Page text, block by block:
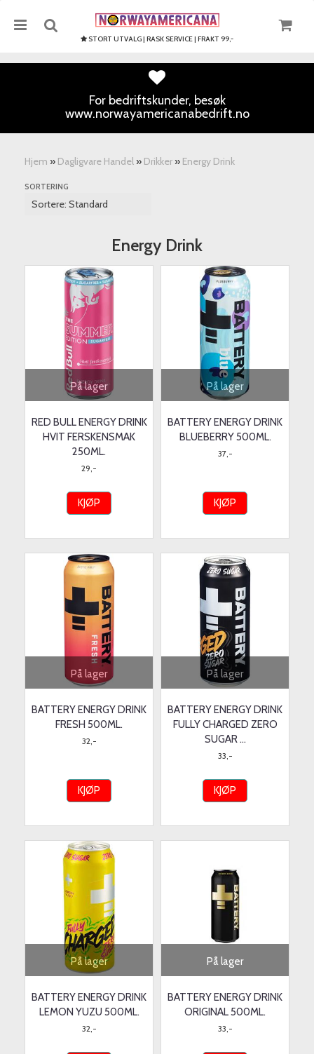
STORT UTVALG | RASK SERVICE | FRAKT 99,-
For bedriftskunder, besøk
www.norwayamericanabedrift.no
Hjem » Dagligvare Handel » Drikker » Energy Drink
SORTERING
Energy Drink
På lager
RED BULL ENERGY DRINK
HVIT FERSKENSMAK
250ML.
29,-
KJØP
På lager
BATTERY ENERGY DRINK
BLUEBERRY 500ML.
37,-
KJØP
På lager
BATTERY ENERGY DRINK
FRESH 500ML.
32,-
KJØP
På lager
BATTERY ENERGY DRINK
FULLY CHARGED ZERO
SUGAR ...
33,-
KJØP
På lager
BATTERY ENERGY DRINK
LEMON YUZU 500ML.
32,-
På lager
BATTERY ENERGY DRINK
ORIGINAL 500ML.
33,-